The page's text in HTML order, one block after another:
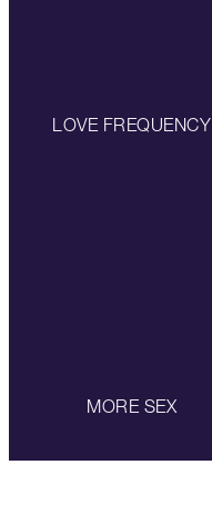
LOVE FREQUENCY
MORE SEX